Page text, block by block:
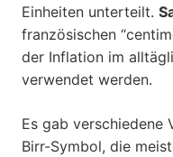
Einheiten unterteilt.
französischen
der Inflation im
verwendet werden.
Es gab verschiedene
Birr-Symbol, die